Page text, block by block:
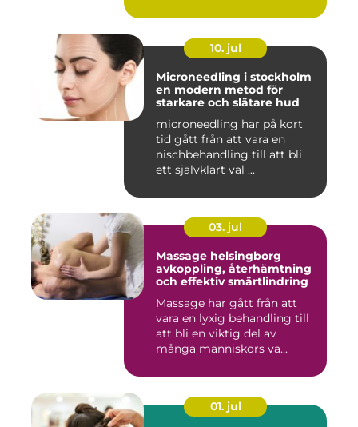
10. jul
Microneedling i stockholm
en modern metod för
starkare och slätare hud
microneedling har på kort
tid gått från att vara en
nischbehandling till att bli
ett självklart val ...
03. jul
Massage helsingborg
avkoppling, återhämtning
och effektiv smärtlindring
Massage har gått från att
vara en lyxig behandling till
att bli en viktig del av
många människors va...
01. jul